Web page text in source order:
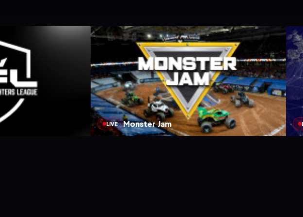
LIVE Monster Jam